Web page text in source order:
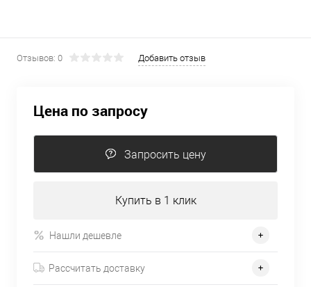
Отзывов: 0 Добавить отзыв
Цена по запросу
Запросить цену
Купить в 1 клик
Нашли дешевле
Рассчитать доставку